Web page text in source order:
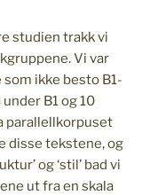
studien trakk vi
Vi var
ikke besto B1-
B1 og 10
parallellkorpuset
disse tekstene, og
og ‘stil’ bad vi
ut fra en skala